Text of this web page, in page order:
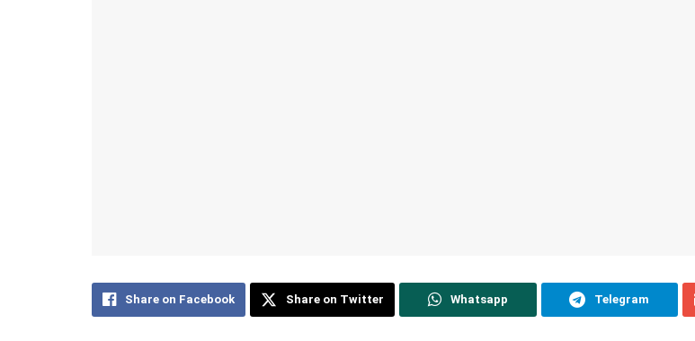
Share on Facebook Share on Twitter Whatsapp Telegram